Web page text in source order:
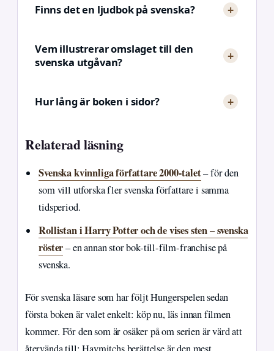
Finns det en ljudbok på svenska?
Vem illustrerar omslaget till den
svenska utgåvan?
Hur lång är boken i sidor?
Relaterad läsning
Svenska kvinnliga författare 2000-talet– för den
som vill utforska fler svenska författare i samma
tidsperiod.
Rollistan i Harry Potter och de vises sten – svenska
röster– en annan stor bok-till-film-franchise på
svenska.
För svenska läsare som har följt Hungerspelen sedan
första boken är valet enkelt: köp nu, läs innan filmen
kommer. För den som är osäker på om serien är värd att